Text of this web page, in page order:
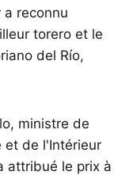
a reconnu
torero et le
del Río,
ministre de
et de l'Intérieur
attribué le prix à